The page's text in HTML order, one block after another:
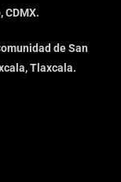
CDMX.
de San
Tlaxcala.